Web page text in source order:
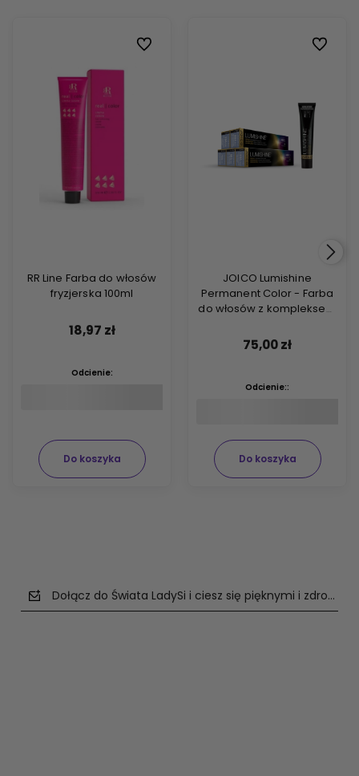
RR Line Farba do włosów
fryzjerska 100ml
18,97 zł
Do koszyka
Odcienie:
Do ulubionych
JOICO Lumishine
Permanent Color - Farba
do włosów z kompleksem
włosy 74ml
75,00 zł
Do koszyka
Odcienie::
Do
Dołącz do Świata LadySi i ciesz się pięknymi i